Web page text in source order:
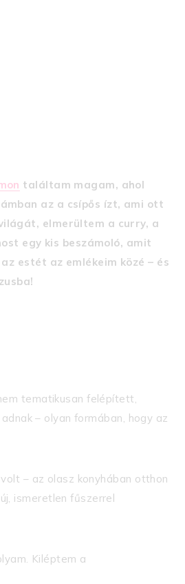
találtam magam, ahol
az a csípős ízt, ami ott
elmerültem a curry, a
egy kis beszámoló, amit
estét az emlékeim közé – és
tematikusan felépített,
– olyan formában, hogy az
– az olasz konyhában otthon
ismeretlen fűszerrel
Kiléptem a